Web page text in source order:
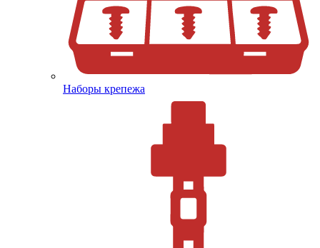
Наборы крепежа